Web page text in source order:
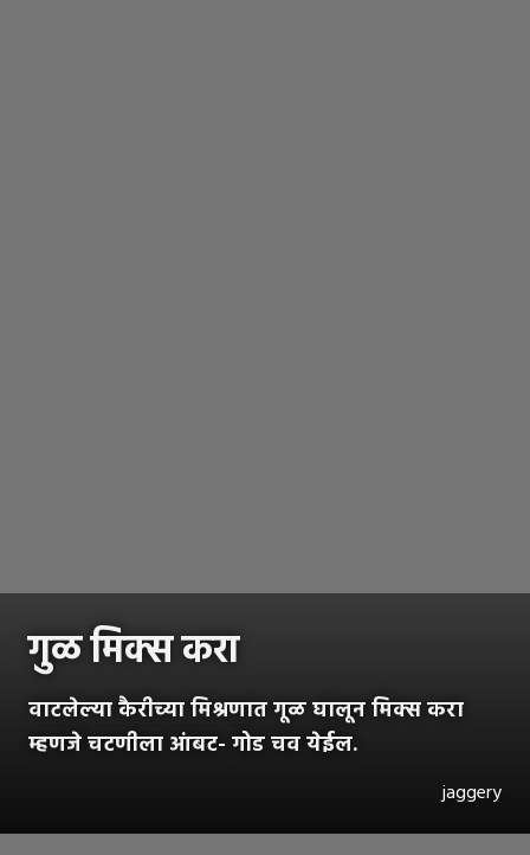
गुळ मिक्स करा
वाटलेल्या कैरीच्या मिश्रणात गूळ घालून मिक्स करा
म्हणजे चटणीला आंबट- गोड चव येईल.
jaggery